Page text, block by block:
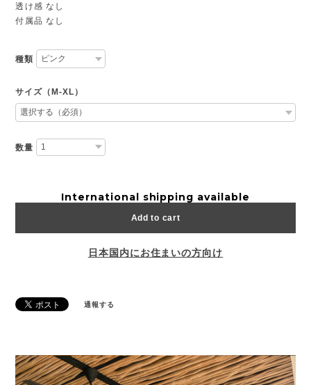
透け感 なし
付属品 なし
種類
サイズ（M-XL）
数量
International shipping available
Add to cart
日本国内にお住まいの方向け
通報する